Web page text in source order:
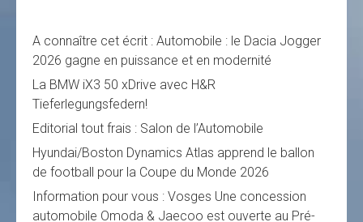
A connaître cet écrit : Automobile : le Dacia Jogger
2026 gagne en puissance et en modernité
La BMW iX3 50 xDrive avec H&R
Tieferlegungsfedern!
Editorial tout frais : Salon de l’Automobile
Hyundai/Boston Dynamics Atlas apprend le ballon
de football pour la Coupe du Monde 2026
Information pour vous : Vosges Une concession
automobile Omoda & Jaecoo est ouverte au Pré-